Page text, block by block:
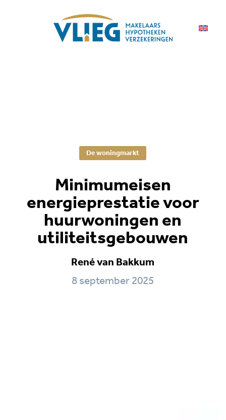
De woningmarkt
Minimumeisen
energieprestatie voor
huurwoningen en
utiliteitsgebouwen
René van Bakkum
8 september 2025